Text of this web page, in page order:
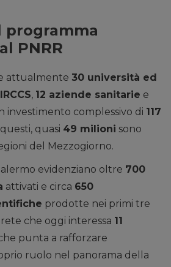
programma
PNRR
attualmente 30 università ed
, 12 aziende sanitarie e
investimento complessivo di 117
questi, quasi 49 milioni sono
del Mezzogiorno.
evidenziano oltre 700
attivati e circa 650
prodotte nei primi tre
che oggi interessa 11
punta a rafforzare
ruolo nel panorama della